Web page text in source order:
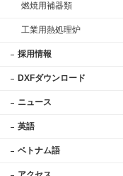
燃焼用補器類
工業用熱処理炉
採用情報
DXFダウンロード
ニュース
英語
ベトナム語